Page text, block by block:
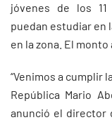
jóvenes de los 11
puedan estudiar en
en la zona. El monto
“Venimos a cumplir
República Mario
anunció el director